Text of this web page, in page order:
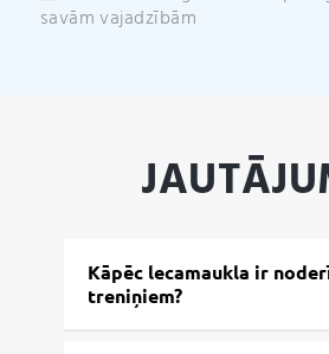
savām vajadzībām
Kāpēc lecamaukla ir
treniņiem?